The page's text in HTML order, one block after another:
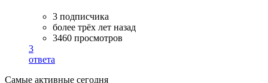
3 подписчика
более трёх лет назад
3460 просмотров
3
ответа
Самые активные сегодня